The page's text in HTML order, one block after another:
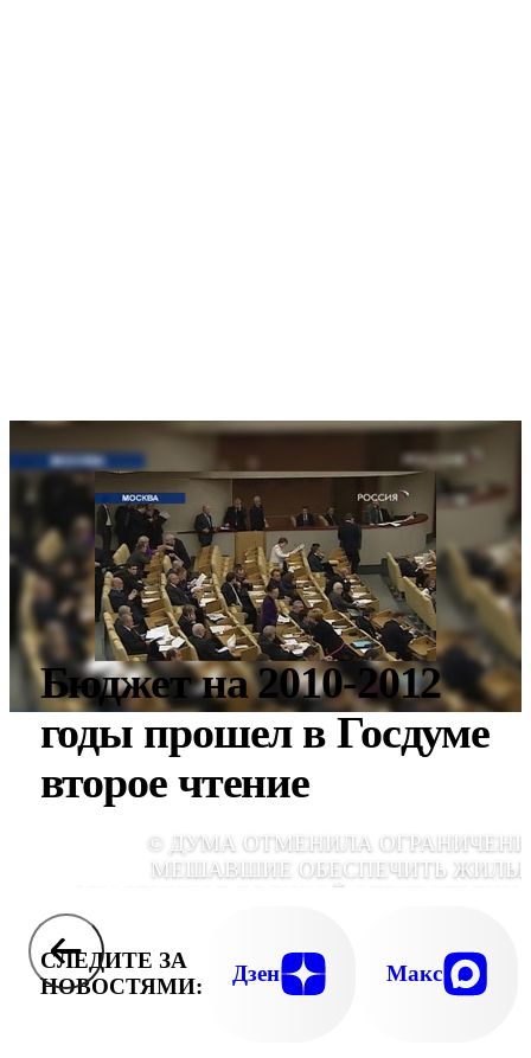
Бюджет на 2010-2012
годы прошел в Госдуме
второе чтение
© ДУМА ОТМЕНИЛА
МЕШАВШИЕ ОБЕСПЕЧИТЬ
УЧАСТНИКОВ ВЕЛИКОЙ
МОГЛИ ПОЛУЧИТЬ ТОЛЬКО ТЕ, КТО
НА УЧЕТ ДО 1 МАРТА 2005
СЛЕДИТЕ ЗА
НОВОСТЯМИ:
Дзен Макс